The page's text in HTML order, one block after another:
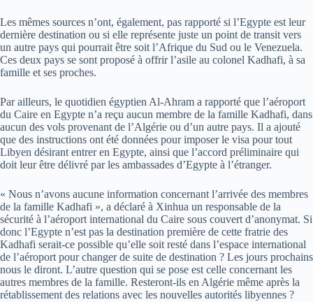
Les mêmes sources n’ont, également, pas rapporté si l’Egypte est leur
dernière destination ou si elle représente juste un point de transit vers
un autre pays qui pourrait être soit l’Afrique du Sud ou le Venezuela.
Ces deux pays se sont proposé à offrir l’asile au colonel Kadhafi, à sa
famille et ses proches.
Par ailleurs, le quotidien égyptien Al-Ahram a rapporté que l’aéroport
du Caire en Egypte n’a reçu aucun membre de la famille Kadhafi, dans
aucun des vols provenant de l’Algérie ou d’un autre pays. Il a ajouté
que des instructions ont été données pour imposer le visa pour tout
Libyen désirant entrer en Egypte, ainsi que l’accord préliminaire qui
doit leur être délivré par les ambassades d’Egypte à l’étranger.
« Nous n’avons aucune information concernant l’arrivée des membres
de la famille Kadhafi », a déclaré à Xinhua un responsable de la
sécurité à l’aéroport international du Caire sous couvert d’anonymat. Si
donc l’Egypte n’est pas la destination première de cette fratrie des
Kadhafi serait-ce possible qu’elle soit resté dans l’espace international
de l’aéroport pour changer de suite de destination ? Les jours prochains
nous le diront. L’autre question qui se pose est celle concernant les
autres membres de la famille. Resteront-ils en Algérie même après la
rétablissement des relations avec les nouvelles autorités libyennes ?